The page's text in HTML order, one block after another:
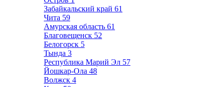
Забайкальский край 61
Чита 59
Амурская область 61
Благовещенск 52
Белогорск 5
Тында 3
Республика Марий Эл 57
Йошкар-Ола 48
Волжск 4